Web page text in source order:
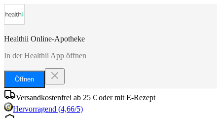
Healthii Online-Apotheke
In der Healthii App öffnen
Öffnen
Versandkostenfrei ab 25 € oder mit E-Rezept
Hervorragend (4,66/5)